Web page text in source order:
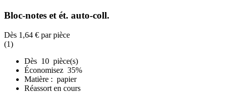
Bloc-notes et ét. auto-coll.
Dès 1,64 € par pièce
(1)
Dès 10 pièce(s)
Économisez 35%
Matière : papier
Réassort en cours